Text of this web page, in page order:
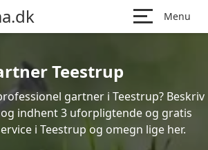
Menu
Teestrup
gartner i Teestrup? Beskriv
indhent 3 uforpligtende og gratis
i Teestrup og omegn lige her.